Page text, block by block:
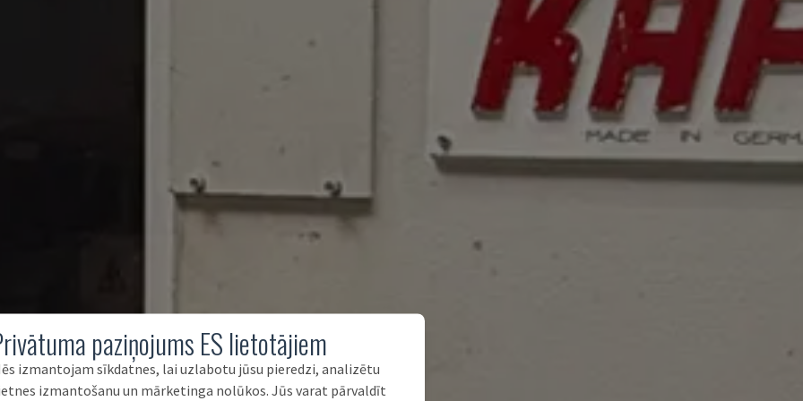
paziņojums ES lietotājiem
izmantojam sīkdatnes, lai uzlabotu jūsu pieredzi, analizētu
izmantošanu un mārketinga nolūkos. Jūs varat pārvaldīt